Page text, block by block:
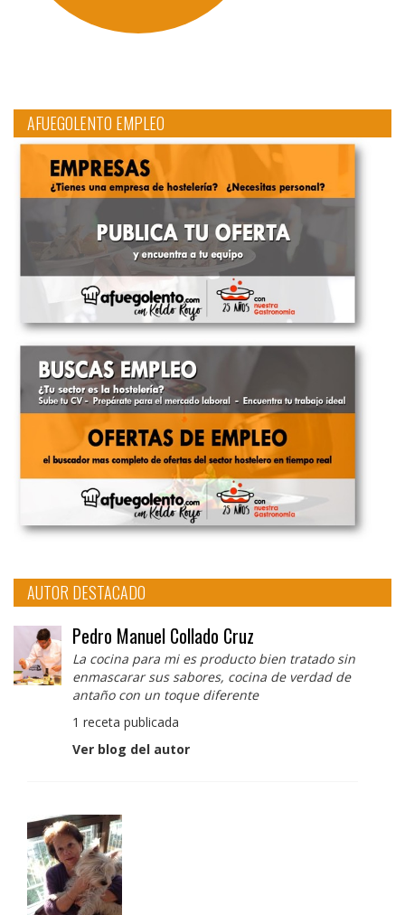
AFUEGOLENTO EMPLEO
AUTOR DESTACADO
Pedro Manuel Collado Cruz
La cocina para mi es producto bien tratado sin
enmascarar sus sabores, cocina de verdad de
antaño con un toque diferente
1 receta publicada
Ver blog del autor